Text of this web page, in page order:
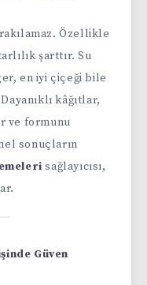
Özellikle
şarttır. Su
en iyi çiçeği bile
kâğıtlar,
ve formunu
sonuçların
sağlayıcısı,
Güven